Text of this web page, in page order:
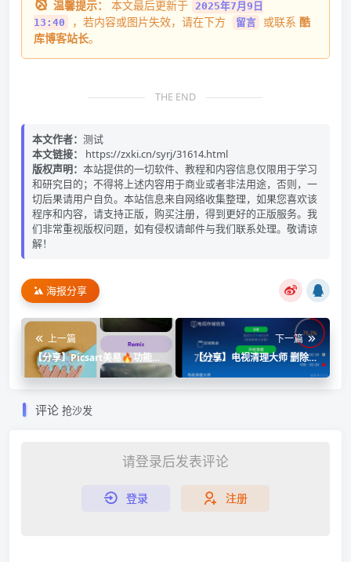
温馨提示： 本文最后更新于 2025年7月9日
13:40
，若内容或图片失效，请在下方 留言 或联系 酷
库博客站长。
THE END
本文作者： 测试
本文链接：
https://zxki.cn/syrj/31614.html
版权声明： 本站提供的一切软件、教程和内容信息仅限用于学习
和研究目的；不得将上述内容用于商业或者非法用途，否则，一
切后果请用户自负。本站信息来自网络收集整理，如果您喜欢该
程序和内容，请支持正版，购买注册，得到更好的正版服务。我
们非常重视版权问题，如有侵权请邮件与我们联系处理。敬请谅
解！
海报分享
上一篇
【分享】Picsart美易🔥功能全
面的照片编辑软件 天花板级别
下一篇
【分享】电视清理大师 删除隐
藏垃圾➕恢复流畅度🔥
评论 抢沙发
请登录后发表评论
登录 注册